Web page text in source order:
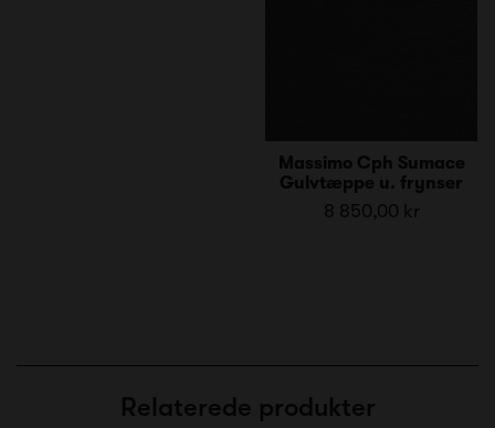
Massimo Cph Sumace
Gulvtæppe u. frynser
8 850,00 kr
Relaterede produkter